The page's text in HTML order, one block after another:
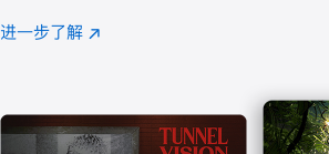
注
进一步了解 Apple
(在
口
中